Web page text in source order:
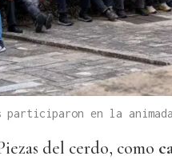
participaron en la
del cerdo, como